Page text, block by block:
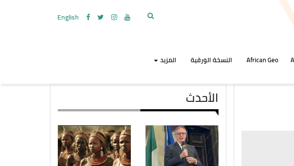
English
African Geo النسخة الورقية المزيد
الأحدث